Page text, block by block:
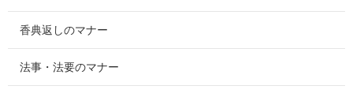
香典返しのマナー
法事・法要のマナー